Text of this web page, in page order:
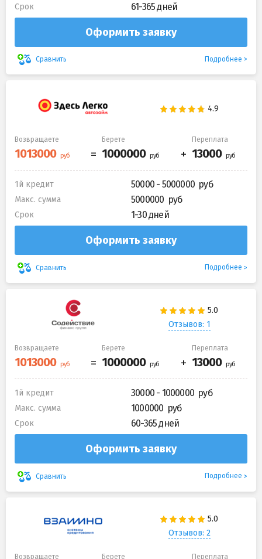
Срок 61-365 дней
Оформить заявку
Сравнить Подробнее
Возвращаете Берете Переплата
1й кредит 50000 - 5000000
Макс. сумма 5000000
Срок 1-30 дней
Оформить заявку
Сравнить Подробнее
Отзывов: 1
Возвращаете Берете Переплата
1й кредит 30000 - 1000000
Макс. сумма 1000000
Срок 60-365 дней
Оформить заявку
Сравнить Подробнее
Отзывов: 2
Возвращаете Берете Переплата